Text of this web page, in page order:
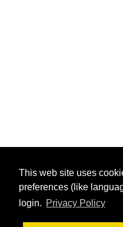
This web site uses
preferences (like
login. Privacy Policy